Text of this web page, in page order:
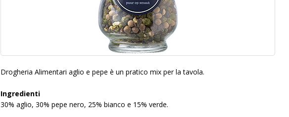
Drogheria Alimentari aglio e pepe è un pratico mix per la tavola.
Ingredienti
30% aglio, 30% pepe nero, 25% bianco e 15% verde.